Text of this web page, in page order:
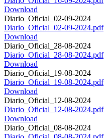
Download
Diario_Oficial_02-09-2024
Diario_Oficial_02-09-2024.pdf
Download
Diario_Oficial_28-08-2024
Diario_Oficial_28-08-2024.pdf
Download
Diario_Oficial_19-08-2024
Diario_Oficial_19-08-2024.pdf
Download
Diario_Oficial_12-08-2024
Diario_Oficial_12-08-2024.pdf
Download
Diario_Oficial_08-08-2024